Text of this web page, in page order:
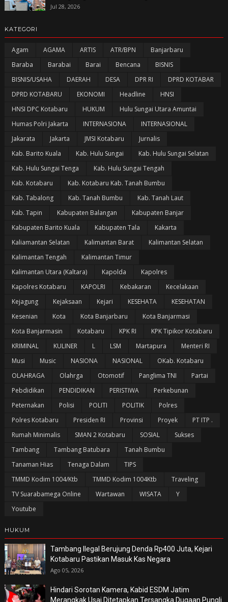
Jul 28, 2026
KATEGORI
Agam AGAMA ARTIS ATR/BPN
Banjarbaru
Baraba
Barabai Barai Bencana
BISNIS
BISNIS/USAHA
DAERAH DESA DPR RI
DPRD KOTABAR
DPRD KOTABARU
EKONOMI Headline
HNSI
HNSI DPC Kotabaru
HUKUM
Hulu Sungai Utara Amuntai
Humas Polri Jakarta
INTERNASIONA
INTERNASIONAL
Jakarata
Jakarta JMSI Kotabaru
Jurnalis
Kab. Barito Kuala
Kab. Hulu Sungai
Kab. Hulu Sungai Selatan
Kab. Hulu Sungai Tenga
Kab. Hulu Sungai Tengah
Kab. Kotabaru
Kab. Kotabaru Kab. Tanah Bumbu
Kab. Tabalong
Kab. Tanah Bumbu
Kab. Tanah Laut
Kab. Tapin
Kabupaten Balangan
Kabupaten Banjar
Kabupaten Barito Kuala
Kabupaten Tala
Kakarta
Kaliamantan Selatan
Kalimantan Barat
Kalimantan Selatan
Kalimantan Tengah
Kalimantan Timur
Kalimantan Utara (Kaltara)
Kapolda
Kapolres
Kapolres Kotabaru
KAPOLRI Kebakaran
Kecelakaan
Kejagung
Kejaksaan Kejari KESEHATA
KESEHATAN
Kesenian
Kota Kota Banjarbaru
Kota Banjarmasi
Kota Banjarmasin
Kotabaru KPK RI
KPK Tipikor Kotabaru
KRIMINAL
KULINER L LSM Martapura
Menteri RI
Musi
Music NASIONA NASIONAL
OKab. Kotabaru
OLAHRAGA
Olahrga Otomotif Panglima TNI
Partai
Pebdidikan
PENDIDIKAN PERISTIWA
Perkebunan
Peternakan
Polisi POLITI POLITIK
Polres
Polres Kotabaru
Presiden RI Provinsi Proyek
PT ITP .
Rumah Minimalis
SMAN 2 Kotabaru SOSIAL
Sukses
Tambang
Tambang Batubara
Tanah Bumbu
Tanaman Hias
Tenaga Dalam
TIPS
TMMD Kodim 1004/Ktb
TMMD Kodim 1004Ktb
Traveling
TV Suarabamega Online
Wartawan WISATA
Y
Youtube
HUKUM
Tambang Ilegal Berujung Denda Rp400 Juta, Kejari
Kotabaru Pastikan Masuk Kas Negara
Ago 05, 2026
Hindari Sorotan Kamera, Kabid ESDM Jatim
Merangkak Usai Ditetapkan Tersangka Dugaan Pungli